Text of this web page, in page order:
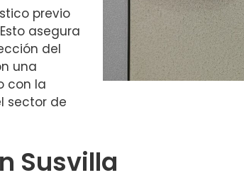
previo
asegura
del
una
con la
sector de
Susvilla